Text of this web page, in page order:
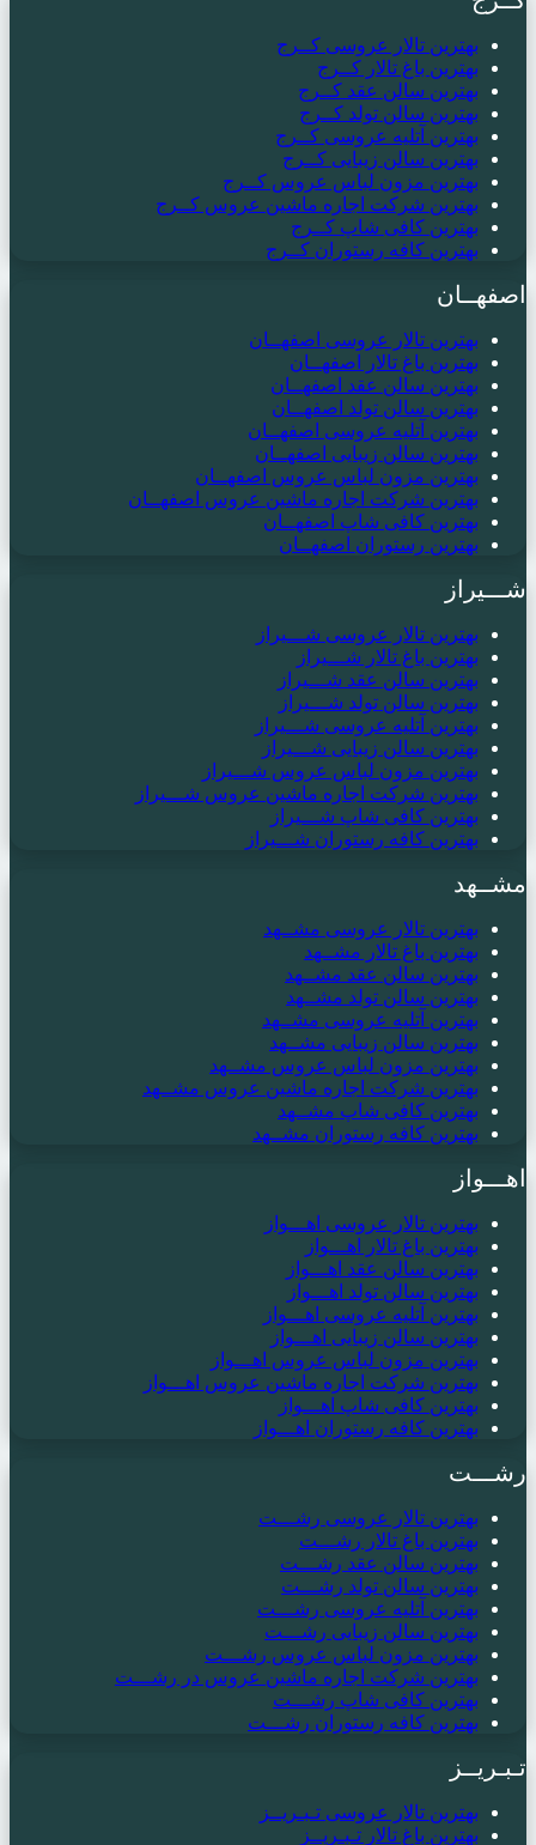
بهترین تالار عروسی کــرج
بهترین باغ تالار کــرج
بهترین سالن عقد کــرج
بهترین سالن تولد کــرج
بهترین آتلیه عروسی کــرج
بهترین سالن زیبایی کــرج
بهترین مزون لباس عروس کــرج
بهترین شرکت اجاره ماشین عروس کــرج
بهترین کافی شاپ کــرج
بهترین کافه رستوران کــرج
اصفهــان
بهترین تالار عروسی اصفهــان
بهترین باغ تالار اصفهــان
بهترین سالن عقد اصفهــان
بهترین سالن تولد اصفهــان
بهترین آتلیه عروسی اصفهــان
بهترین سالن زیبایی اصفهــان
بهترین مزون لباس عروس اصفهــان
بهترین شرکت اجاره ماشین عروس اصفهــان
بهترین کافی شاپ اصفهــان
بهترین رستوران اصفهــان
شـــیراز
بهترین تالار عروسی شـــیراز
بهترین باغ تالار شـــیراز
بهترین سالن عقد شـــیراز
بهترین سالن تولد شـــیراز
بهترین آتلیه عروسی شـــیراز
بهترین سالن زیبایی شـــیراز
بهترین مزون لباس عروس شـــیراز
بهترین شرکت اجاره ماشین عروس شـــیراز
بهترین کافی شاپ شـــیراز
بهترین کافه رستوران شـــیراز
مشــهد
بهترین تالار عروسی مشــهد
بهترین باغ تالار مشــهد
بهترین سالن عقد مشــهد
بهترین سالن تولد مشــهد
بهترین آتلیه عروسی مشــهد
بهترین سالن زیبایی مشــهد
بهترین مزون لباس عروس مشــهد
بهترین شرکت اجاره ماشین عروس مشــهد
بهترین کافی شاپ مشــهد
بهترین کافه رستوران مشــهد
اهـــواز
بهترین تالار عروسی اهـــواز
بهترین باغ تالار اهـــواز
بهترین سالن عقد اهـــواز
بهترین سالن تولد اهـــواز
بهترین آتلیه عروسی اهـــواز
بهترین سالن زیبایی اهـــواز
بهترین مزون لباس عروس اهـــواز
بهترین شرکت اجاره ماشین عروس اهـــواز
بهترین کافی شاپ اهـــواز
بهترین کافه رستوران اهـــواز
رشـــت
بهترین تالار عروسی رشـــت
بهترین باغ تالار رشـــت
بهترین سالن عقد رشـــت
بهترین سالن تولد رشـــت
بهترین آتلیه عروسی رشـــت
بهترین سالن زیبایی رشـــت
بهترین مزون لباس عروس رشـــت
بهترین شرکت اجاره ماشین عروس در رشـــت
بهترین کافی شاپ رشـــت
بهترین کافه رستوران رشـــت
تـبـریــز
بهترین تالار عروسی تـبـریــز
بهترین باغ تالار تـبـریــز